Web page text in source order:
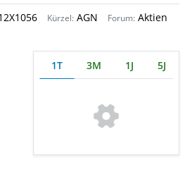
Kürzel: AGN Forum: Aktien
1T 3M 1J 5J